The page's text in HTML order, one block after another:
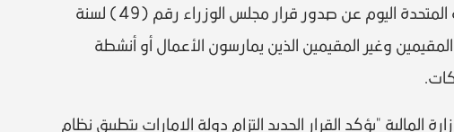
أعلنت وزارة المالية بدولة الإمارات العربية المتحدة اليوم عن صدور قرار مجلس الوزراء رقم (49) لسنة
المقيمين وغير المقيمين الذين يمارسون الأعمال أو أنشطة
"يؤكد القرار الجديد التزام دولة الإمارات بتطبيق نظام